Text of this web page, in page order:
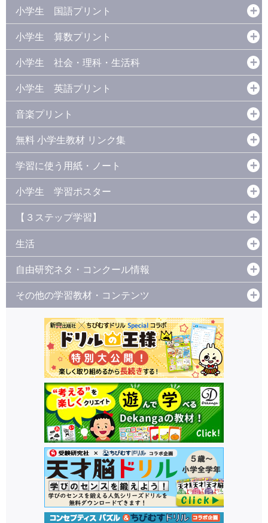
小学生 国語プリント
小学生 算数プリント
小学生 社会・理科・生活科
小学生 英語プリント
音楽プリント
無料 小学生教材 リンク集
学習に使う用紙・ノート
小学生 学習ポスター
【３ステップ学習】
生活
自由研究ネタ・コンクール情報
その他の学習教材・コンテンツ